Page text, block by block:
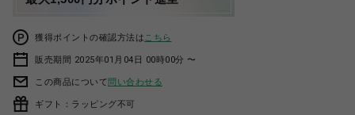
獲得ポイントの確認方法は こちら
販売期間 2025年01月04日 00時00分 〜
この商品について問い合わせる
ギフト：ラッピング不可